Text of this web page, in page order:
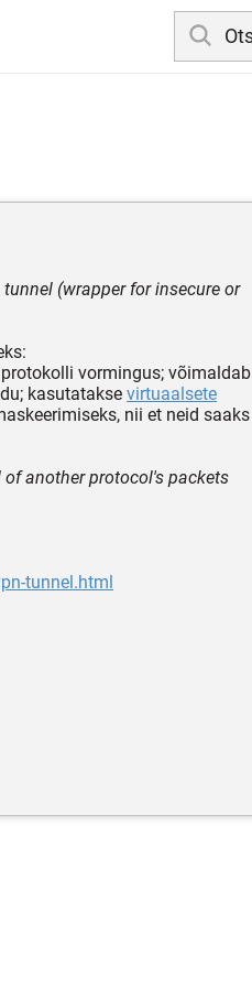
(wrapper for insecure or
vormingus; võimaldab
kasutatakse virtuaalsete
nii et neid saaks
another protocol's packets
tunnel.html